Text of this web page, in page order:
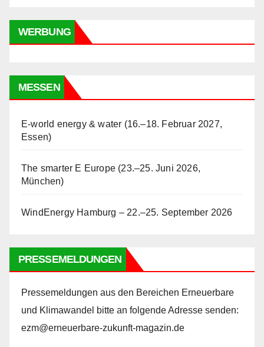
WERBUNG
MESSEN
E-world energy & water (16.–18. Februar 2027,
Essen)
The smarter E Europe (23.–25. Juni 2026,
München)
WindEnergy Hamburg – 22.–25. September 2026
PRESSEMELDUNGEN
Pressemeldungen aus den Bereichen Erneuerbare
und Klimawandel bitte an folgende Adresse senden:
ezm@erneuerbare-zukunft-magazin.de